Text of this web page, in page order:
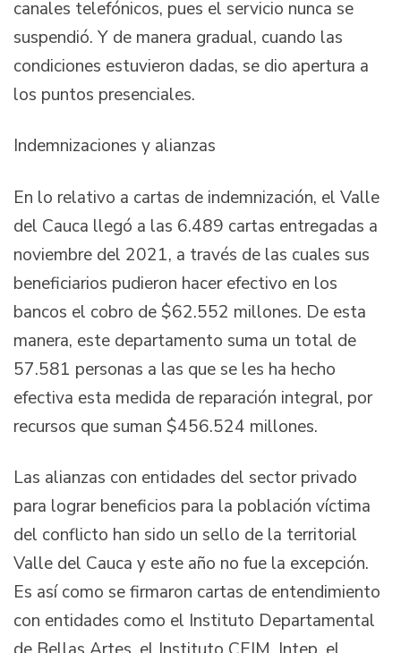
canales telefónicos, pues el servicio nunca se
suspendió. Y de manera gradual, cuando las
condiciones estuvieron dadas, se dio apertura a
los puntos presenciales.
Indemnizaciones y alianzas
En lo relativo a cartas de indemnización, el Valle
del Cauca llegó a las 6.489 cartas entregadas a
noviembre del 2021, a través de las cuales sus
beneficiarios pudieron hacer efectivo en los
bancos el cobro de $62.552 millones. De esta
manera, este departamento suma un total de
57.581 personas a las que se les ha hecho
efectiva esta medida de reparación integral, por
recursos que suman $456.524 millones.
Las alianzas con entidades del sector privado
para lograr beneficios para la población víctima
del conflicto han sido un sello de la territorial
Valle del Cauca y este año no fue la excepción.
Es así como se firmaron cartas de entendimiento
con entidades como el Instituto Departamental